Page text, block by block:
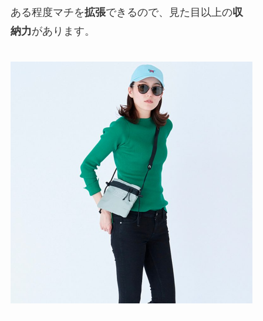
ある程度マチを拡張できるので、見た目以上の収
納力があります。